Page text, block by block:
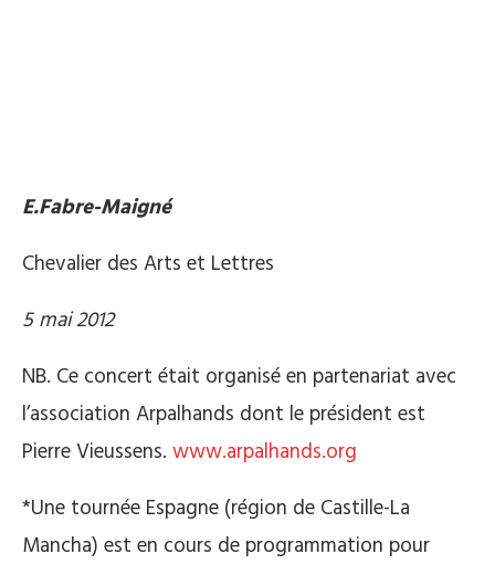
E.Fabre-Maigné
Chevalier des Arts et Lettres
5 mai 2012
NB. Ce concert était organisé en partenariat avec
l’association Arpalhands dont le président est
Pierre Vieussens. www.arpalhands.org
*Une tournée Espagne (région de Castille-La
Mancha) est en cours de programmation pour